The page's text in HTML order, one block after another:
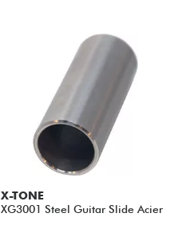
X-TONE
XG3001 Steel Guitar Slide Acier